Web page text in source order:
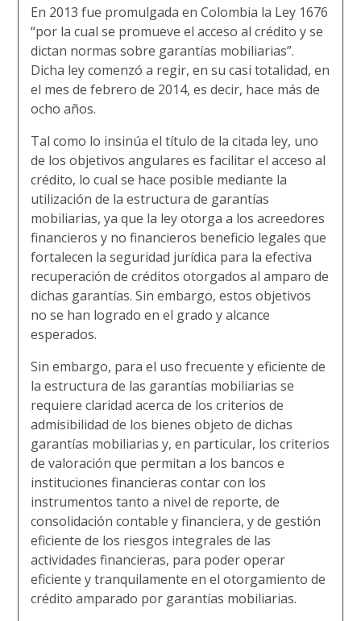
En 2013 fue promulgada en Colombia la Ley 1676
“por la cual se promueve el acceso al crédito y se
dictan normas sobre garantías mobiliarias”.
Dicha ley comenzó a regir, en su casi totalidad, en
el mes de febrero de 2014, es decir, hace más de
ocho años.
Tal como lo insinúa el título de la citada ley, uno
de los objetivos angulares es facilitar el acceso al
crédito, lo cual se hace posible mediante la
utilización de la estructura de garantías
mobiliarias, ya que la ley otorga a los acreedores
financieros y no financieros beneficio legales que
fortalecen la seguridad jurídica para la efectiva
recuperación de créditos otorgados al amparo de
dichas garantías. Sin embargo, estos objetivos
no se han logrado en el grado y alcance
esperados.
Sin embargo, para el uso frecuente y eficiente de
la estructura de las garantías mobiliarias se
requiere claridad acerca de los criterios de
admisibilidad de los bienes objeto de dichas
garantías mobiliarias y, en particular, los criterios
de valoración que permitan a los bancos e
instituciones financieras contar con los
instrumentos tanto a nivel de reporte, de
consolidación contable y financiera, y de gestión
eficiente de los riesgos integrales de las
actividades financieras, para poder operar
eficiente y tranquilamente en el otorgamiento de
crédito amparado por garantías mobiliarias.